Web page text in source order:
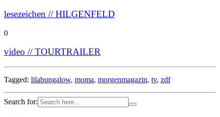
lesezeichen // HILGENFELD
0
video // TOURTRAILER
Tagged: lilabungalow, moma, morgenmagazin, tv, zdf
Search for: